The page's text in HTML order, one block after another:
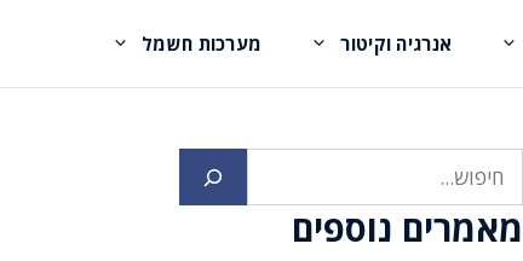
אנרגיה וקיטור מערכות חשמל
מאמרים נוספים